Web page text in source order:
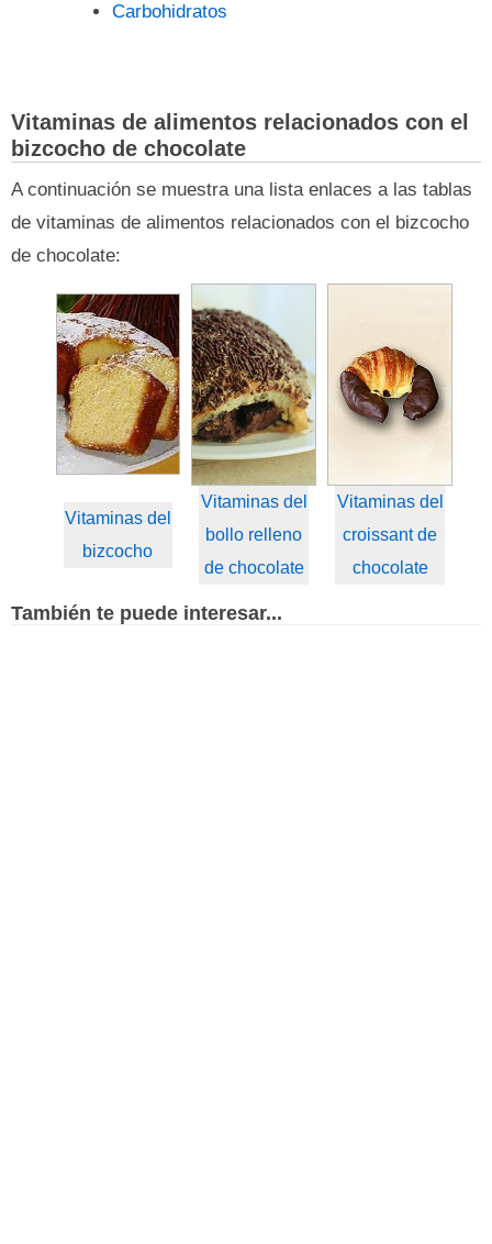
Carbohidratos
Vitaminas de alimentos relacionados con el
bizcocho de chocolate
A continuación se muestra una lista enlaces a las tablas
de vitaminas de alimentos relacionados con el bizcocho
de chocolate:
Vitaminas del
bizcocho
Vitaminas del
bollo relleno
de chocolate
Vitaminas del
croissant de
chocolate
También te puede interesar...